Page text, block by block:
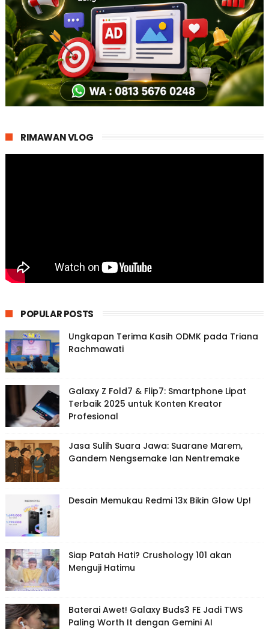
RIMAWAN VLOG
POPULAR POSTS
Ungkapan Terima Kasih ODMK pada Triana
Rachmawati
Galaxy Z Fold7 & Flip7: Smartphone Lipat
Terbaik 2025 untuk Konten Kreator
Profesional
Jasa Sulih Suara Jawa: Suarane Marem,
Gandem Nengsemake lan Nentremake
Desain Memukau Redmi 13x Bikin Glow Up!
Siap Patah Hati? Crushology 101 akan
Menguji Hatimu
Baterai Awet! Galaxy Buds3 FE Jadi TWS
Paling Worth It dengan Gemini AI